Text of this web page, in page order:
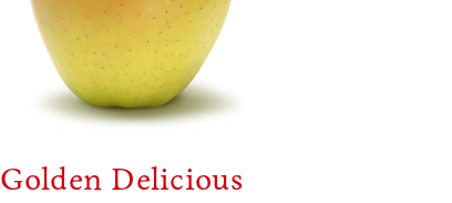
Golden Delicious